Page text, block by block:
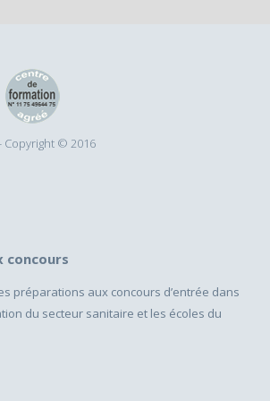
Copyright © 2016
concours
préparations aux concours d’entrée dans
du secteur sanitaire et les écoles du